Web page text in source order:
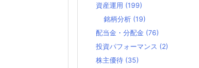
資産運用 (199)
銘柄分析 (19)
配当金・分配金 (76)
投資パフォーマンス (2)
株主優待 (35)